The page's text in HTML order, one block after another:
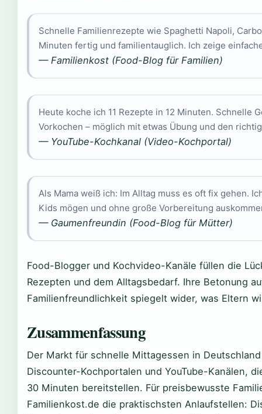
Schnelle Familienrezepte wie Spaghetti Napoli,
Minuten fertig und familientauglich. Ich zeige
— Familienkost (Food-Blog für Familien)
Heute koche ich 11 Rezepte in 12 Minuten. Schnelle
Vorkochen – möglich mit etwas Übung und den
— YouTube-Kochkanal (Video-Kochportal)
Als Mama weiß ich: Im Alltag muss es oft fix gehen.
Kids mögen und ohne große Vorbereitung
— Gaumenfreundin (Food-Blog für Mütter)
Food-Blogger und Kochvideo-Kanäle füllen die
Rezepten und dem Alltagsbedarf. Ihre Betonung
Familienfreundlichkeit spiegelt wider, was Eltern
Zusammenfassung
Der Markt für schnelle Mittagessen in
Discounter-Kochportalen und YouTube-Kanälen,
30 Minuten bereitstellen. Für preisbewusste
Familienkost.de die praktischsten Anlaufstellen: